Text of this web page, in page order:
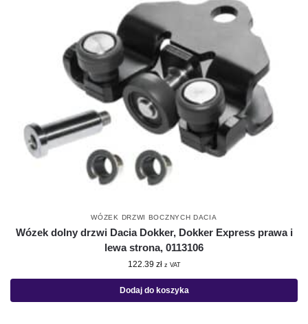
WÓZEK DRZWI BOCZNYCH DACIA
Wózek dolny drzwi Dacia Dokker, Dokker Express prawa i
lewa strona, 0113106
122.39 zł z VAT
Dodaj do koszyka